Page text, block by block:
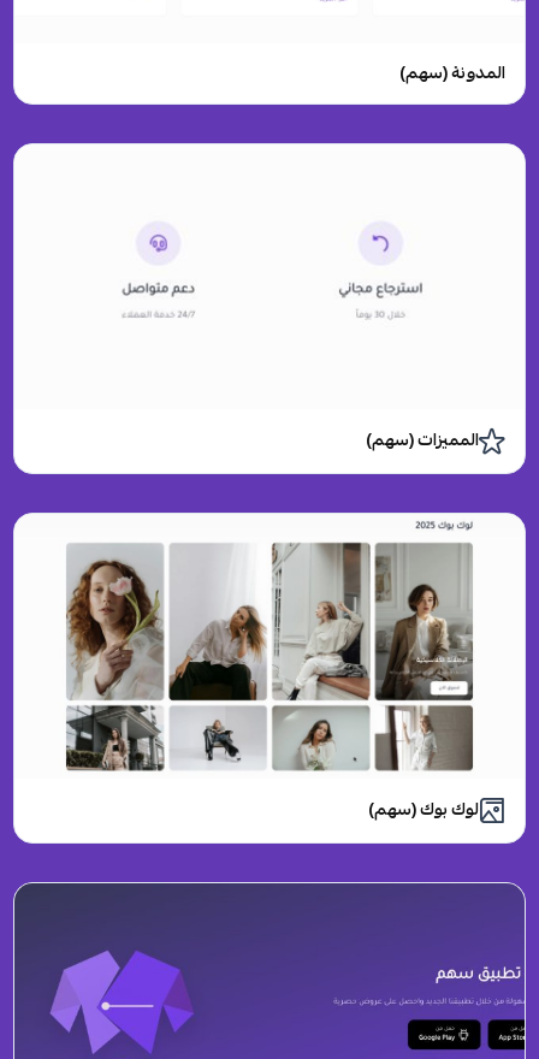
المدونة (سهم)
المميزات (سهم)
لوك بوك (سهم)